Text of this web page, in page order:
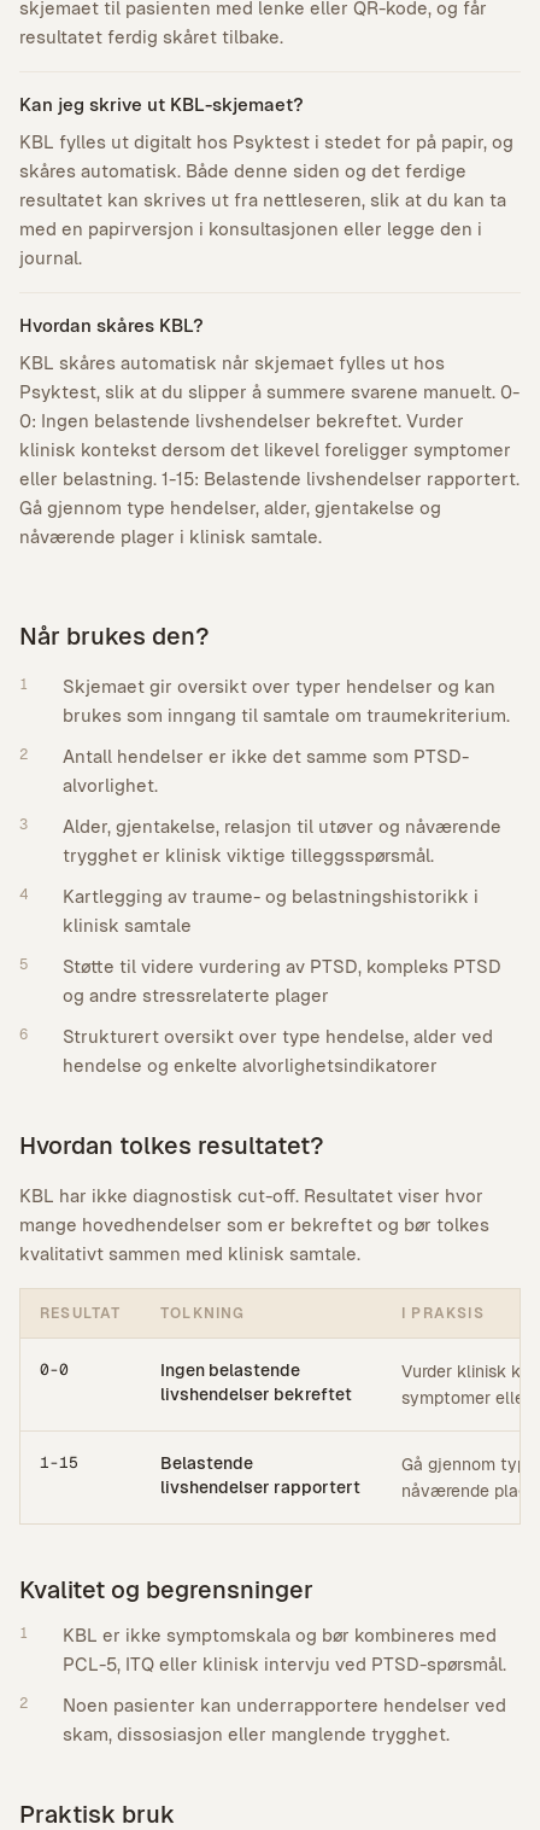
skjemaet til pasienten med lenke eller QR-kode, og får
resultatet ferdig skåret tilbake.
Kan jeg skrive ut KBL-skjemaet?
KBL fylles ut digitalt hos Psyktest i stedet for på papir, og
skåres automatisk. Både denne siden og det ferdige
resultatet kan skrives ut fra nettleseren, slik at du kan ta
med en papirversjon i konsultasjonen eller legge den i
journal.
Hvordan skåres KBL?
KBL skåres automatisk når skjemaet fylles ut hos
Psyktest, slik at du slipper å summere svarene manuelt. 0-
0: Ingen belastende livshendelser bekreftet. Vurder
klinisk kontekst dersom det likevel foreligger symptomer
eller belastning. 1-15: Belastende livshendelser rapportert.
Gå gjennom type hendelser, alder, gjentakelse og
nåværende plager i klinisk samtale.
Når brukes den?
1
Skjemaet gir oversikt over typer hendelser og kan
brukes som inngang til samtale om traumekriterium.
2
Antall hendelser er ikke det samme som PTSD-
alvorlighet.
3
Alder, gjentakelse, relasjon til utøver og nåværende
trygghet er klinisk viktige tilleggsspørsmål.
4
Kartlegging av traume- og belastningshistorikk i
klinisk samtale
5
Støtte til videre vurdering av PTSD, kompleks PTSD
og andre stressrelaterte plager
6
Strukturert oversikt over type hendelse, alder ved
hendelse og enkelte alvorlighetsindikatorer
Hvordan tolkes resultatet?
KBL har ikke diagnostisk cut-off. Resultatet viser hvor
mange hovedhendelser som er bekreftet og bør tolkes
kvalitativt sammen med klinisk samtale.
RESULTAT TOLKNING I PRAKSIS
0-0
Ingen belastende
livshendelser bekreftet
Vurder klinisk
symptomer eller
1-15
Belastende
livshendelser rapportert
Gå gjennom
nåværende
Kvalitet og begrensninger
1
KBL er ikke symptomskala og bør kombineres med
PCL-5, ITQ eller klinisk intervju ved PTSD-spørsmål.
2
Noen pasienter kan underrapportere hendelser ved
skam, dissosiasjon eller manglende trygghet.
Praktisk bruk